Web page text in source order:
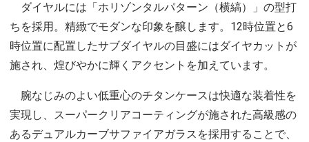
ダイヤルには「ホリゾンタルパターン（横縞）」の型打
ちを採用。精緻でモダンな印象を醸します。12時位置と6
時位置に配置したサブダイヤルの目盛にはダイヤカットが
施され、煌びやかに輝くアクセントを加えています。
腕なじみのよい低重心のチタンケースは快適な装着性を
実現し、スーパークリアコーティングが施された高級感の
あるデュアルカーブサファイアガラスを採用することで、